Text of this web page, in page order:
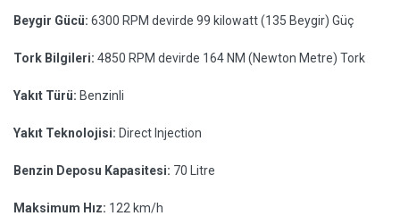
Beygir Gücü: 6300 RPM devirde 99 kilowatt (135 Beygir) Güç
Tork Bilgileri: 4850 RPM devirde 164 NM (Newton Metre) Tork
Yakıt Türü: Benzinli
Yakıt Teknolojisi: Direct Injection
Benzin Deposu Kapasitesi: 70 Litre
Maksimum Hız: 122 km/h